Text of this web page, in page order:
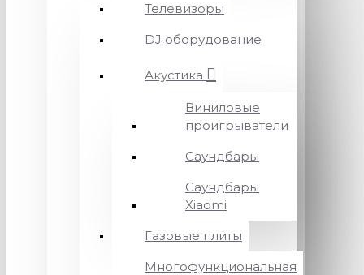
Телевизоры
DJ оборудование
Акустика
Виниловые
проигрыватели
Саундбары
Саундбары
Xiaomi
Газовые плиты
Многофункциональная